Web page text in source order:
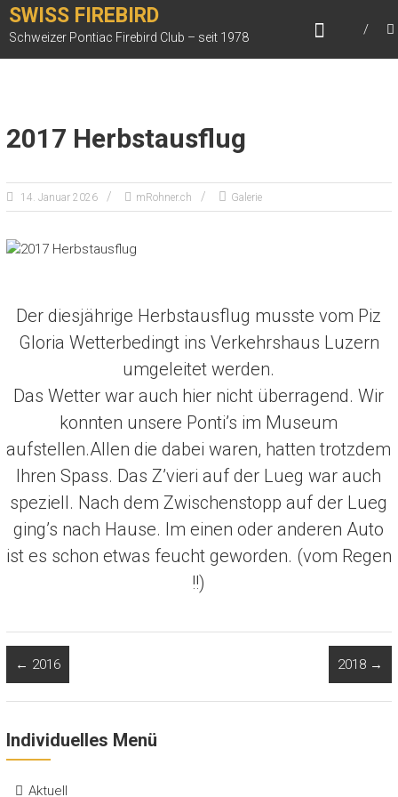
Zum
Inhalt
SWISS FIREBIRD
Schweizer Pontiac Firebird Club – seit 1978
2017 Herbstausflug
14. Januar 2026 mRohner.ch Galerie
Der diesjährige Herbstausflug musste vom Piz
Gloria Wetterbedingt ins Verkehrshaus Luzern
umgeleitet werden.
Das Wetter war auch hier nicht überragend. Wir
konnten unsere Ponti’s im Museum
aufstellen.Allen die dabei waren, hatten trotzdem
Ihren Spass. Das Z’vieri auf der Lueg war auch
speziell. Nach dem Zwischenstopp auf der Lueg
ging’s nach Hause. Im einen oder anderen Auto
ist es schon etwas feucht geworden. (vom Regen
!!)
← 2016 2018 →
Individuelles Menü
Aktuell